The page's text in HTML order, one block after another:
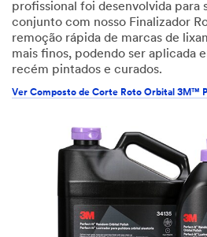
profissional foi desenvolvida para
conjunto com nosso Finalizador
remoção rápida de marcas de
mais finos, podendo ser aplicada
recém pintados e curados.
Ver Composto de Corte Roto Orbital 3M™